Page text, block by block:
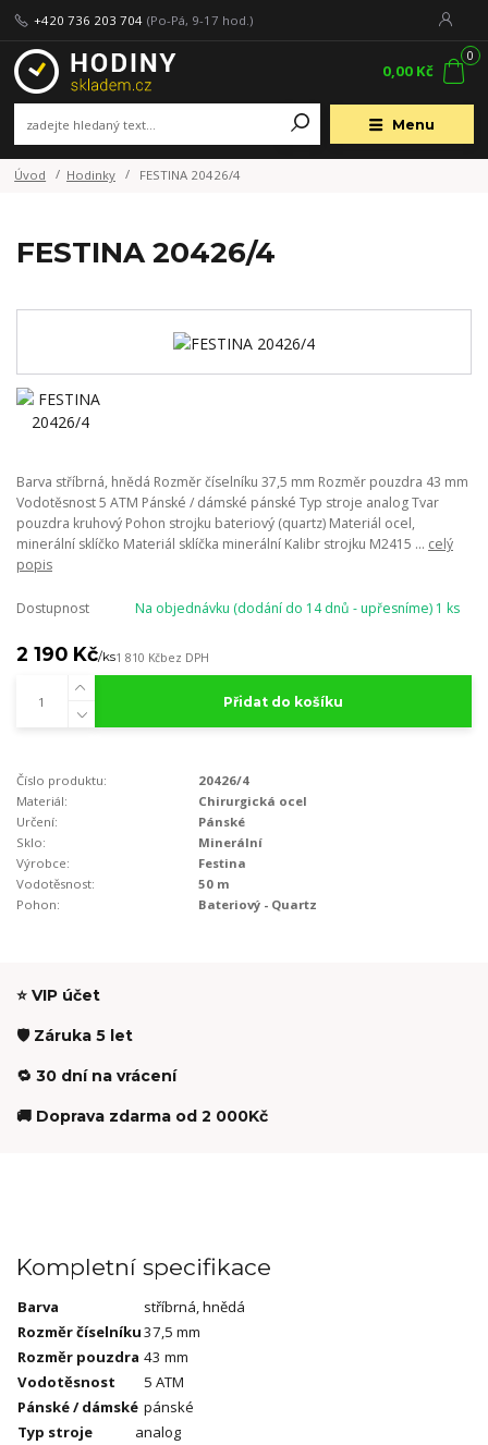
Menu
+420 736 203 704 (Po-Pá, 9-17 hod.)
0
0,00 Kč
Úvod Hodinky FESTINA 20426/4
FESTINA 20426/4
Barva stříbrná, hnědá Rozměr číselníku 37,5 mm Rozměr pouzdra 43 mm
Vodotěsnost 5 ATM Pánské / dámské pánské Typ stroje analog Tvar
pouzdra kruhový Pohon strojku bateriový (quartz) Materiál ocel,
minerální sklíčko Materiál sklíčka minerální Kalibr strojku M2415 ... celý
popis
Dostupnost Na objednávku (dodání do 14 dnů - upřesníme) 1 ks
2 190 Kč/ks1 810 Kčbez DPH
Přidat do košíku
Číslo produktu:
20426/4
Materiál:
Chirurgická ocel
Určení:
Pánské
Sklo:
Minerální
Výrobce:
Festina
Vodotěsnost:
50 m
Pohon:
Bateriový - Quartz
⭐ VIP účet
🛡️ Záruka 5 let
🔁 30 dní na vrácení
🚚 Doprava zdarma od 2 000Kč
Kompletní specifikace
Barva
stříbrná, hnědá
Rozměr číselníku37,5 mm
Rozměr pouzdra 43 mm
Vodotěsnost
5 ATM
Pánské / dámské pánské
Typ stroje
analog